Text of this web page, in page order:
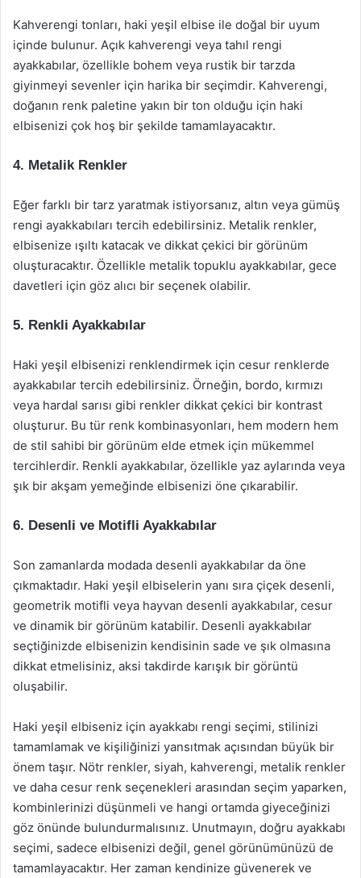
Kahverengi tonları, haki yeşil elbise ile doğal bir uyum
içinde bulunur. Açık kahverengi veya tahıl rengi
ayakkabılar, özellikle bohem veya rustik bir tarzda
giyinmeyi sevenler için harika bir seçimdir. Kahverengi,
doğanın renk paletine yakın bir ton olduğu için haki
elbisenizi çok hoş bir şekilde tamamlayacaktır.
4. Metalik Renkler
Eğer farklı bir tarz yaratmak istiyorsanız, altın veya gümüş
rengi ayakkabıları tercih edebilirsiniz. Metalik renkler,
elbisenize ışıltı katacak ve dikkat çekici bir görünüm
oluşturacaktır. Özellikle metalik topuklu ayakkabılar, gece
davetleri için göz alıcı bir seçenek olabilir.
5. Renkli Ayakkabılar
Haki yeşil elbisenizi renklendirmek için cesur renklerde
ayakkabılar tercih edebilirsiniz. Örneğin, bordo, kırmızı
veya hardal sarısı gibi renkler dikkat çekici bir kontrast
oluşturur. Bu tür renk kombinasyonları, hem modern hem
de stil sahibi bir görünüm elde etmek için mükemmel
tercihlerdir. Renkli ayakkabılar, özellikle yaz aylarında veya
şık bir akşam yemeğinde elbisenizi öne çıkarabilir.
6. Desenli ve Motifli Ayakkabılar
Son zamanlarda modada desenli ayakkabılar da öne
çıkmaktadır. Haki yeşil elbiselerin yanı sıra çiçek desenli,
geometrik motifli veya hayvan desenli ayakkabılar, cesur
ve dinamik bir görünüm katabilir. Desenli ayakkabılar
seçtiğinizde elbisenizin kendisinin sade ve şık olmasına
dikkat etmelisiniz, aksi takdirde karışık bir görüntü
oluşabilir.
Haki yeşil elbiseniz için ayakkabı rengi seçimi, stilinizi
tamamlamak ve kişiliğinizi yansıtmak açısından büyük bir
önem taşır. Nötr renkler, siyah, kahverengi, metalik renkler
ve daha cesur renk seçenekleri arasından seçim yaparken,
kombinlerinizi düşünmeli ve hangi ortamda giyeceğinizi
göz önünde bulundurmalısınız. Unutmayın, doğru ayakkabı
seçimi, sadece elbisenizi değil, genel görünümünüzü de
tamamlayacaktır. Her zaman kendinize güvenerek ve